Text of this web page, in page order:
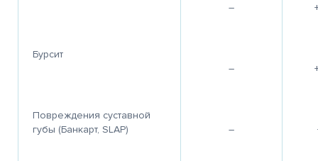
–
Бурсит
–
Повреждения суставной
губы (Банкарт, SLAP)
–